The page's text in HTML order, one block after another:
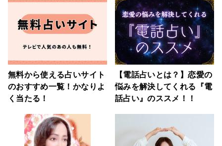
無料から使える占いサイト
のおすすめ一覧！かなりよ
く当たる！
【電話占いとは？】恋愛の
悩みを解決してくれる『電
話占い』のススメ！！